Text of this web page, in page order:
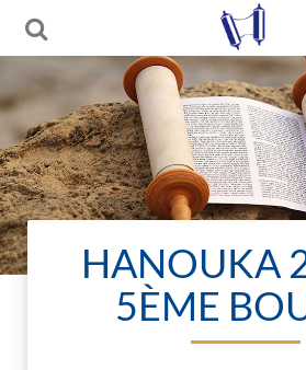
HANOUKA
5ÈME